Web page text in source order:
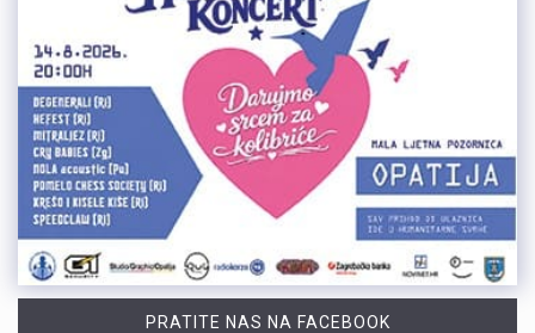
PRATITE NAS NA FACEBOOK